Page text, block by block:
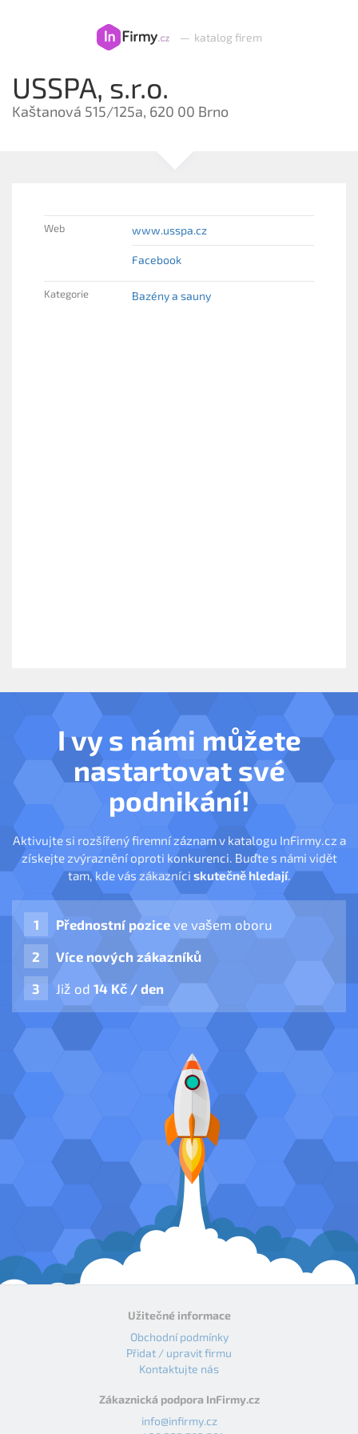
— katalog firem
USSPA, s.r.o.
Kaštanová 515/125a, 620 00 Brno
Web www.usspa.cz
Facebook
Kategorie Bazény a sauny
I vy s námi můžete
nastartovat své
podnikání!
Aktivujte si rozšířený firemní záznam v katalogu InFirmy.cz a
získejte zvýraznění oproti konkurenci. Buďte s námi vidět
tam, kde vás zákazníci skutečně hledají.
Přednostní pozice ve vašem oboru
Více nových zákazníků
Již od 14 Kč / den
Užitečné informace
Obchodní podmínky
Přidat / upravit firmu
Kontaktujte nás
Zákaznická podpora InFirmy.cz
info@infirmy.cz